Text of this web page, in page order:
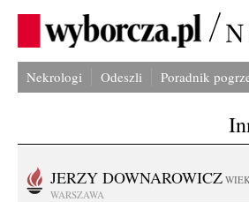
Nekrologi Odeszli Poradnik
JERZY DOWNAROWICZ
WARSZAWA